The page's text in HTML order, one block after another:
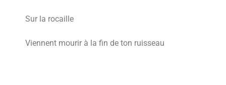
Sur la rocaille
Viennent mourir à la fin de ton ruisseau